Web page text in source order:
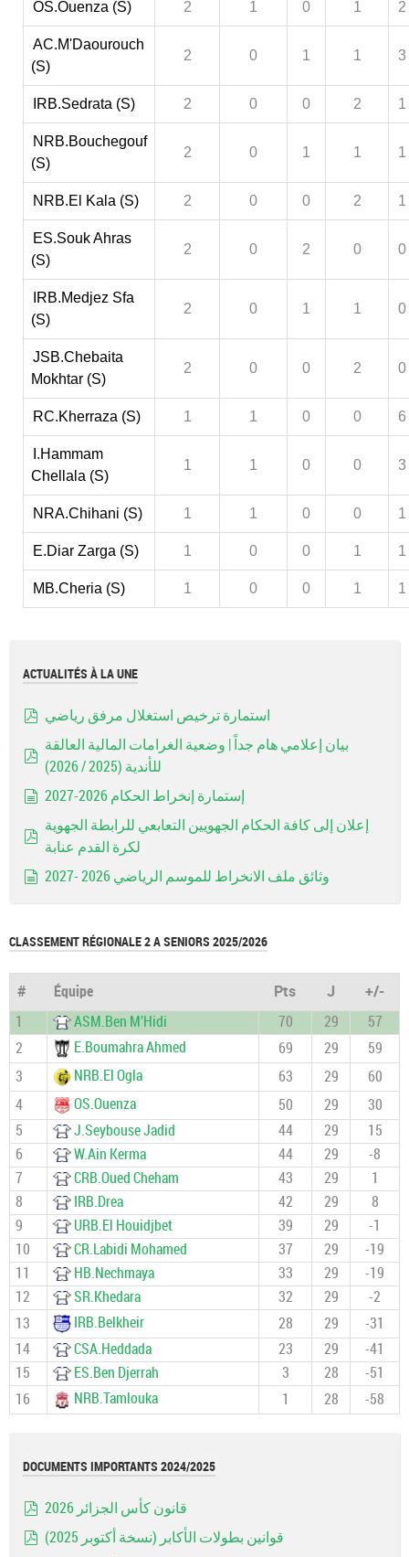
OS.Ouenza (S) 2 1 0 1 2
AC.M'Daourouch
(S)
2 0 1 1 3
IRB.Sedrata (S) 2 0 0 2 1
NRB.Bouchegouf
(S)
2 0 1 1 1
NRB.El Kala (S) 2 0 0 2 1
ES.Souk Ahras
(S)
2 0 2 0 0
IRB.Medjez Sfa
(S)
2 0 1 1 0
JSB.Chebaita
Mokhtar (S)
2 0 0 2 0
RC.Kherraza (S) 1 1 0 0 6
I.Hammam
Chellala (S)
1 1 0 0 3
NRA.Chihani (S) 1 1 0 0 1
E.Diar Zarga (S) 1 0 0 1 1
MB.Cheria (S) 1 0 0 1 1
ACTUALITÉS À LA UNE
استمارة ترخيص استغلال مرفق رياضي
pdf
بيان إعلامي هام جداً | وضعية الغرامات المالية العالقة
للأندية (2025 / 2026)
إستمارة إنخراط الحكام 2026-2027
pdf
إعلان إلى كافة الحكام الجهويين التعابعي للرابطة الجهوية
لكرة القدم عنابة
وثائق ملف الانخراط للموسم الرياضي 2026 -2027
CLASSEMENT RÉGIONALE 2 A SENIORS 2025/2026
# Équipe Pts J
+/-
1
ASM.Ben M’Hidi 70 29
57
2
E.Boumahra Ahmed 69 29
59
3
NRB.El Ogla 63 29
60
4
OS.Ouenza 50 29
30
5
J.Seybouse Jadid 44 29
15
6
W.Ain Kerma 44 29
-8
7
CRB.Oued Cheham 43 29
1
8
IRB.Drea 42 29
8
9
URB.El Houidjbet 39 29
-1
10
CR.Labidi Mohamed 37 29
-19
11
HB.Nechmaya 33 29
-19
12
SR.Khedara 32 29
-2
13
IRB.Belkheir 28 29
-31
14
CSA.Heddada 23 29
-41
15
ES.Ben Djerrah 3 28
-51
16
NRB.Tamlouka 1 28 -58
DOCUMENTS IMPORTANTS 2024/2025
قانون كأس الجزائر 2026
قوانين بطولات الأكابر (نسخة أكتوبر 2025)